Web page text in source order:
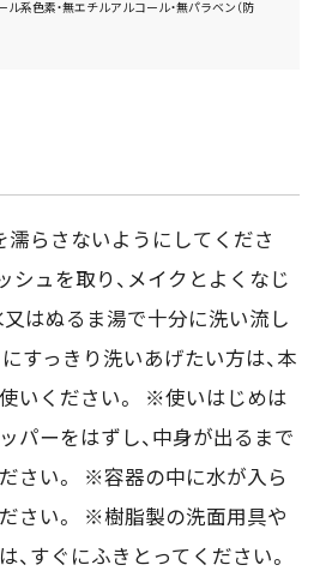
ル系色素・無エチルアルコール・無パラベン（防
濡らさないようにしてくださ
シュを取り、メイクとよくなじ
又はぬるま湯で十分に洗い流し
すっきり洗いあげたい方は、本
いください。 ※使いはじめは
パーをはずし、中身が出るまで
さい。 ※容器の中に水が入ら
さい。 ※樹脂製の洗面用具や
、すぐにふきとってください。